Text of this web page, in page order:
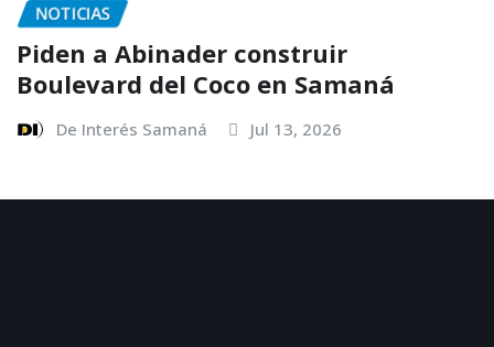
NOTICIAS
Piden a Abinader construir
Boulevard del Coco en Samaná
De Interés Samaná Jul 13, 2026